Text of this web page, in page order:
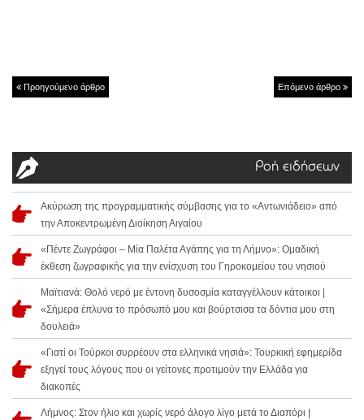
Προηγούμενο άρθρο Επόμενο άρθρο
Ροή ειδήσεων
Ακύρωση της προγραμματικής σύμβασης για το «Αντωνιάδειο» από
την Αποκεντρωμένη Διοίκηση Αιγαίου
«Πέντε Ζωγράφοι – Μία Παλέτα Αγάπης για τη Λήμνο»: Ομαδική
έκθεση ζωγραφικής για την ενίσχυση του Γηροκομείου του νησιού
Μαϊτιανά: Θολό νερό με έντονη δυσοσμία καταγγέλλουν κάτοικοι |
«Σήμερα έπλυνα το πρόσωπό μου και βούρτσισα τα δόντια μου στη
δουλειά»
«Γιατί οι Τούρκοι συρρέουν στα ελληνικά νησιά»: Τουρκική εφημερίδα
εξηγεί τους λόγους που οι γείτονες προτιμούν την Ελλάδα για
διακοπές
Λήμνος: Στον ήλιο και χωρίς νερό άλογο λίγο μετά το Διαπόρι |